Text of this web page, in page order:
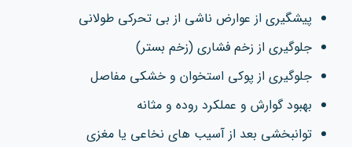
پیشگیری از عوارض ناشی از بی‌ تحرکی طولانی
جلوگیری از زخم فشاری (زخم بستر)
جلوگیری از پوکی استخوان و خشکی مفاصل
بهبود گوارش و عملکرد روده و مثانه
توانبخشی بعد از آسیب‌ های نخاعی یا مغزی